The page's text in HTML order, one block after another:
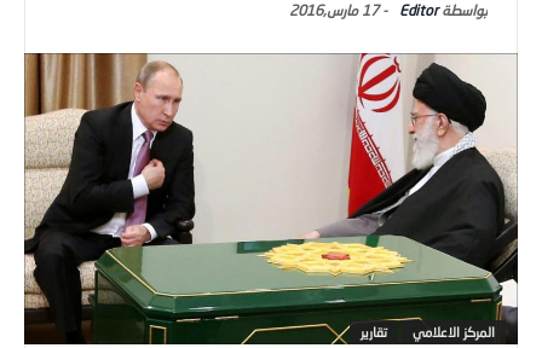
Editor
-17 مارس,2016
المركز الاعلامي تقارير